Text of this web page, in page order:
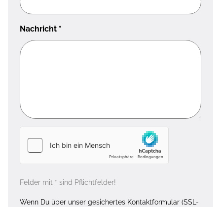
Nachricht *
Felder mit * sind Pflichtfelder!
Wenn Du über unser gesichertes Kontaktformular (SSL-